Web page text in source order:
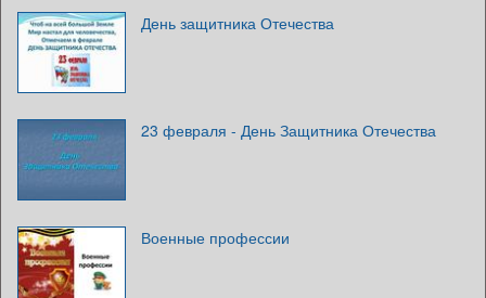
День защитника Отечества
23 февраля - День Защитника Отечества
Военные профессии